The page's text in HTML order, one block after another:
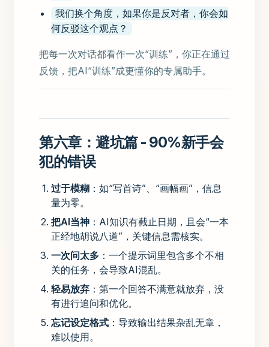
我们换个角度，如果你是反对者，你会如
何反驳这个观点？
把每一次对话都看作一次“训练”，你正在通过
反馈，把AI“训练”成更懂你的专属助手。
第六章：避坑篇 - 90%新手会
犯的错误
过于模糊 ：如“写首诗”、“画幅画”，信息
量为零。
把AI当神 ：AI知识有截止日期，且会“一本
正经地胡说八道”，关键信息需核实。
一次问太多 ：一个提示词里包含多个不相
关的任务，会导致AI混乱。
轻易放弃 ：第一个回答不满意就放弃，没
有进行追问和优化。
忘记设定格式 ：导致输出结果杂乱无章，
难以使用。